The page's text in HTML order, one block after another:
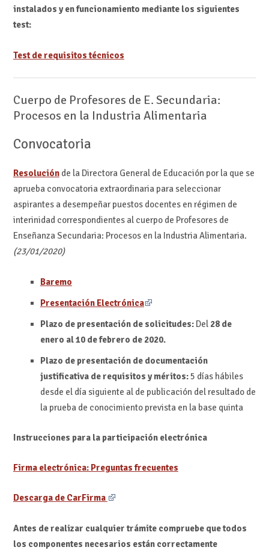
instalados y en funcionamiento mediante los siguientes
test:
Test de requisitos técnicos
Cuerpo de Profesores de E. Secundaria:
Procesos en la Industria Alimentaria
Convocatoria
Resoluciónde la Directora General de Educación por la que se
aprueba convocatoria extraordinaria para seleccionar
aspirantes a desempeñar puestos docentes en régimen de
interinidad correspondientes al cuerpo de Profesores de
Enseñanza Secundaria: Procesos en la Industria Alimentaria.
(23/01/2020)
Baremo
Presentación Electrónica
Plazo de presentación de solicitudes:Del 28 de
enero al 10 de febrero de 2020.
Plazo de presentación de documentación
justificativa de requisitos y méritos:5 días hábiles
desde el día siguiente al de publicación del resultado de
la prueba de conocimiento prevista en la base quinta
Instrucciones para la participación electrónica
Firma electrónica: Preguntas frecuentes
Descarga de CarFirma
Antes de realizar cualquier trámite compruebe que todos
los componentes necesarios están correctamente